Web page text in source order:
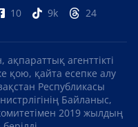
10 9k 24
агенттікті
қою, қайта есепке алу
Республикасы
Байланыс,
2019 жылдың